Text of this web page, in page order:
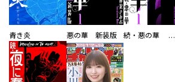
青き炎 悪の華 新装版 続・悪の華 闇華 新装版